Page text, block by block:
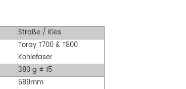
große Auswahl an
und Spaß
mm bis 55 mm.
Straße / Kies
Toray T700 & T800
Kohlefaser
380 g ± 15
589mm